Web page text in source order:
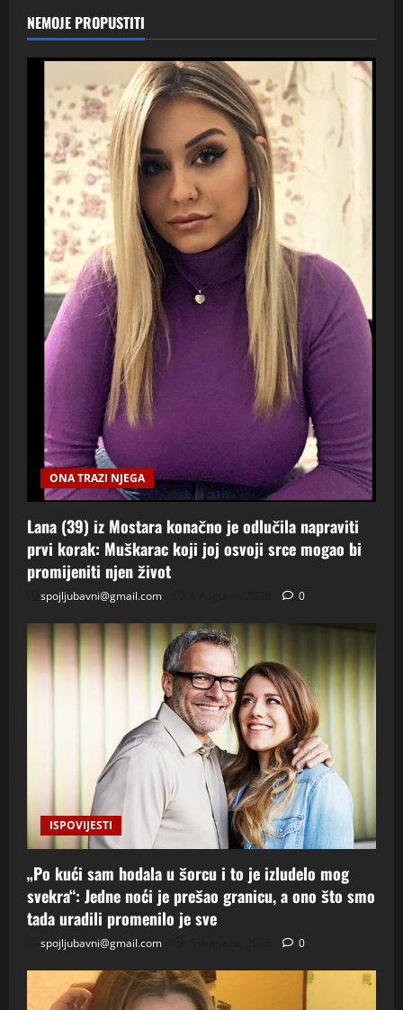
NEMOJE PROPUSTITI
ONA TRAZI NJEGA
Lana (39) iz Mostara konačno je odlučila napraviti
prvi korak: Muškarac koji joj osvoji srce mogao bi
promijeniti njen život
spojljubavni@gmail.com 0
ISPOVIJESTI
„Po kući sam hodala u šorcu i to je izludelo mog
svekra“: Jedne noći je prešao granicu, a ono što smo
tada uradili promenilo je sve
spojljubavni@gmail.com 0